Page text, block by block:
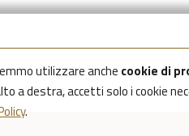
utilizzare anche cookie di
a destra, accetti solo i cookie
.